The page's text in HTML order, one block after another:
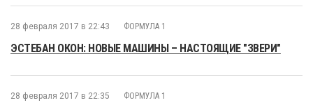
28 февраля 2017 в 22:43 ФОРМУЛА 1
ЭСТЕБАН ОКОН: НОВЫЕ МАШИНЫ – НАСТОЯЩИЕ "ЗВЕРИ"
28 февраля 2017 в 22:35 ФОРМУЛА 1